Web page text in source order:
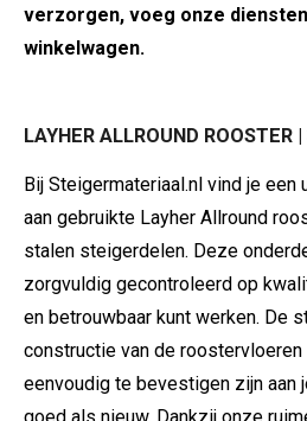
verzorgen, voeg onze
winkelwagen.
LAYHER ALLROUND ROOSTER
Bij Steigermateriaal.nl vind je
aan gebruikte Layher Allround
stalen steigerdelen. Deze
zorgvuldig gecontroleerd op
en betrouwbaar kunt werken. De
constructie van de
eenvoudig te bevestigen zijn aan